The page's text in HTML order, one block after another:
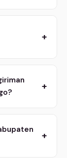
+
+
+